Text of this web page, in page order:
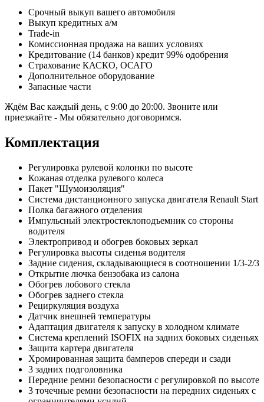
Срочный выкуп вашего автомобиля
Выкуп кредитных а/м
Trade-in
Комиссионная продажа на ваших условиях
Кредитование (14 банков) кредит 99% одобрения
Страхование КАСКО, ОСАГО
Дополнительное оборудование
Запасные части
Ждём Вас каждый день, с 9:00 до 20:00. Звоните или
приезжайте - Мы обязательно договоримся.
Комплектация
Регулировка рулевой колонки по высоте
Кожаная отделка рулевого колеса
Пакет "Шумоизоляция"
Система дистанционного запуска двигателя Renault Start
Полка багажного отделения
Импульсный электростеклоподъемник со стороны
водителя
Электропривод и обогрев боковых зеркал
Регулировка высоты сиденья водителя
Задние сидения, складывающиеся в соотношении 1/3-2/3
Открытие лючка бензобака из салона
Обогрев лобового стекла
Обогрев заднего стекла
Рециркуляция воздуха
Датчик внешней температуры
Адаптация двигателя к запуску в холодном климате
Система креплений ISOFIX на задних боковых сиденьях
Защита картера двигателя
Хромированная защита бамперов спереди и сзади
3 задних подголовника
Передние ремни безопасности с регулировкой по высоте
3 точечные ремни безопасности на передних сиденьях с